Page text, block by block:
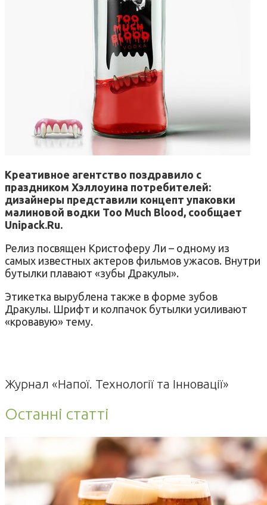
Креативное агентство поздравило с
праздником Хэллоуина потребителей:
дизайнеры представили концепт упаковки
малиновой водки Too Much Blood, сообщает
Unipack.Ru.
Релиз посвящен Кристоферу Ли – одному из
самых известных актеров фильмов ужасов. Внутри
бутылки плавают «зубы Дракулы».
Этикетка вырублена также в форме зубов
Дракулы. Шрифт и колпачок бутылки усиливают
«кровавую» тему.
Журнал «Напої. Технології та Інновації»
Останні статті